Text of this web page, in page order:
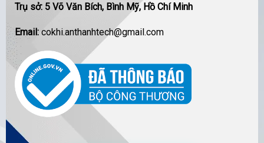
Trụ sở: 5 Võ Văn Bích, Bình Mỹ, Hồ Chí Minh
Email: cokhi.anthanhtech@gmail.com